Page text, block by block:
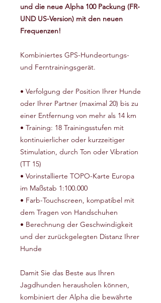
und die neue Alpha 100 Packung (FR-
UND US-Version) mit den neuen
Frequenzen!
Kombiniertes GPS-Hundeortungs-
und Ferntrainingsgerät.
• Verfolgung der Position Ihrer Hunde
oder Ihrer Partner (maximal 20) bis zu
einer Entfernung von mehr als 14 km
• Training: 18 Trainingsstufen mit
kontinuierlicher oder kurzzeitiger
Stimulation, durch Ton oder Vibration
(TT 15)
• Vorinstallierte TOPO-Karte Europa
im Maßstab 1:100.000
• Farb-Touchscreen, kompatibel mit
dem Tragen von Handschuhen
• Berechnung der Geschwindigkeit
und der zurückgelegten Distanz Ihrer
Hunde
Damit Sie das Beste aus Ihren
Jagdhunden herausholen können,
kombiniert der Alpha die bewährte